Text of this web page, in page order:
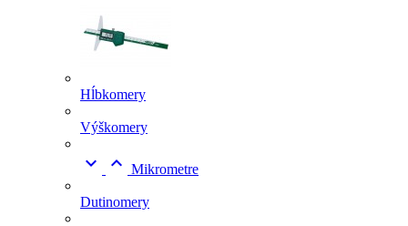
Hĺbkomery
Výškomery
  Mikrometre
Dutinomery